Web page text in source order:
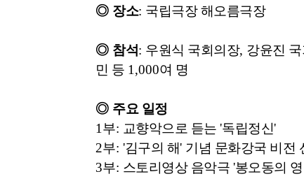
◎ 장소: 국립극장 해오름극장
◎ 참석: 우원식 국회의장, 강윤진
민 등 1,000여 명
◎ 주요 일정
1 부: 교향악으로 듣는 '독립정신'
2부: '김구의 해' 기념 문화강국 비전
3부: 스토리영상 음악극 '봉오동의